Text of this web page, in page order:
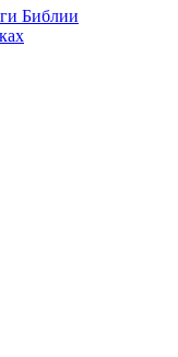
Библии